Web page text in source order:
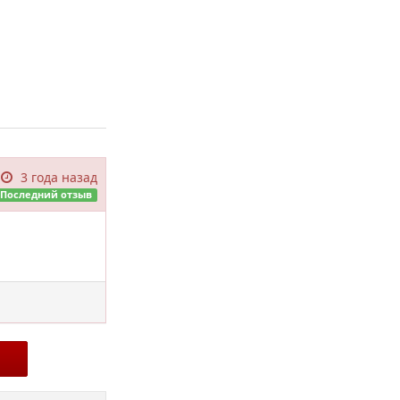
3 года назад
Последний отзыв